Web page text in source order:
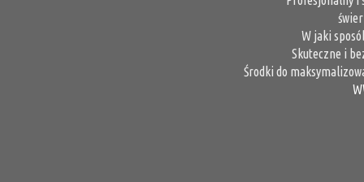
W jaki
Skuteczne i
Środki do